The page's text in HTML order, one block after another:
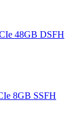
48GB DSFH
8GB SSFH